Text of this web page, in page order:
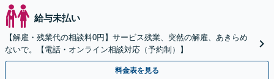
給与未払い
【解雇・残業代の相談料0円】サービス残業、突然の解雇、あきらめ
ないで。【電話・オンライン相談対応（予約制）】
料金表を見る